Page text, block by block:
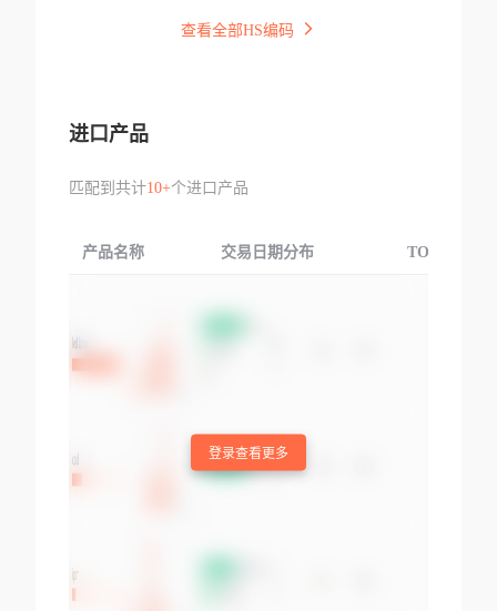
查看全部HS编码
进口产品
匹配到共计10+个进口产品
产品名称 交易日期分布 TOP3交易国
登录查看更多